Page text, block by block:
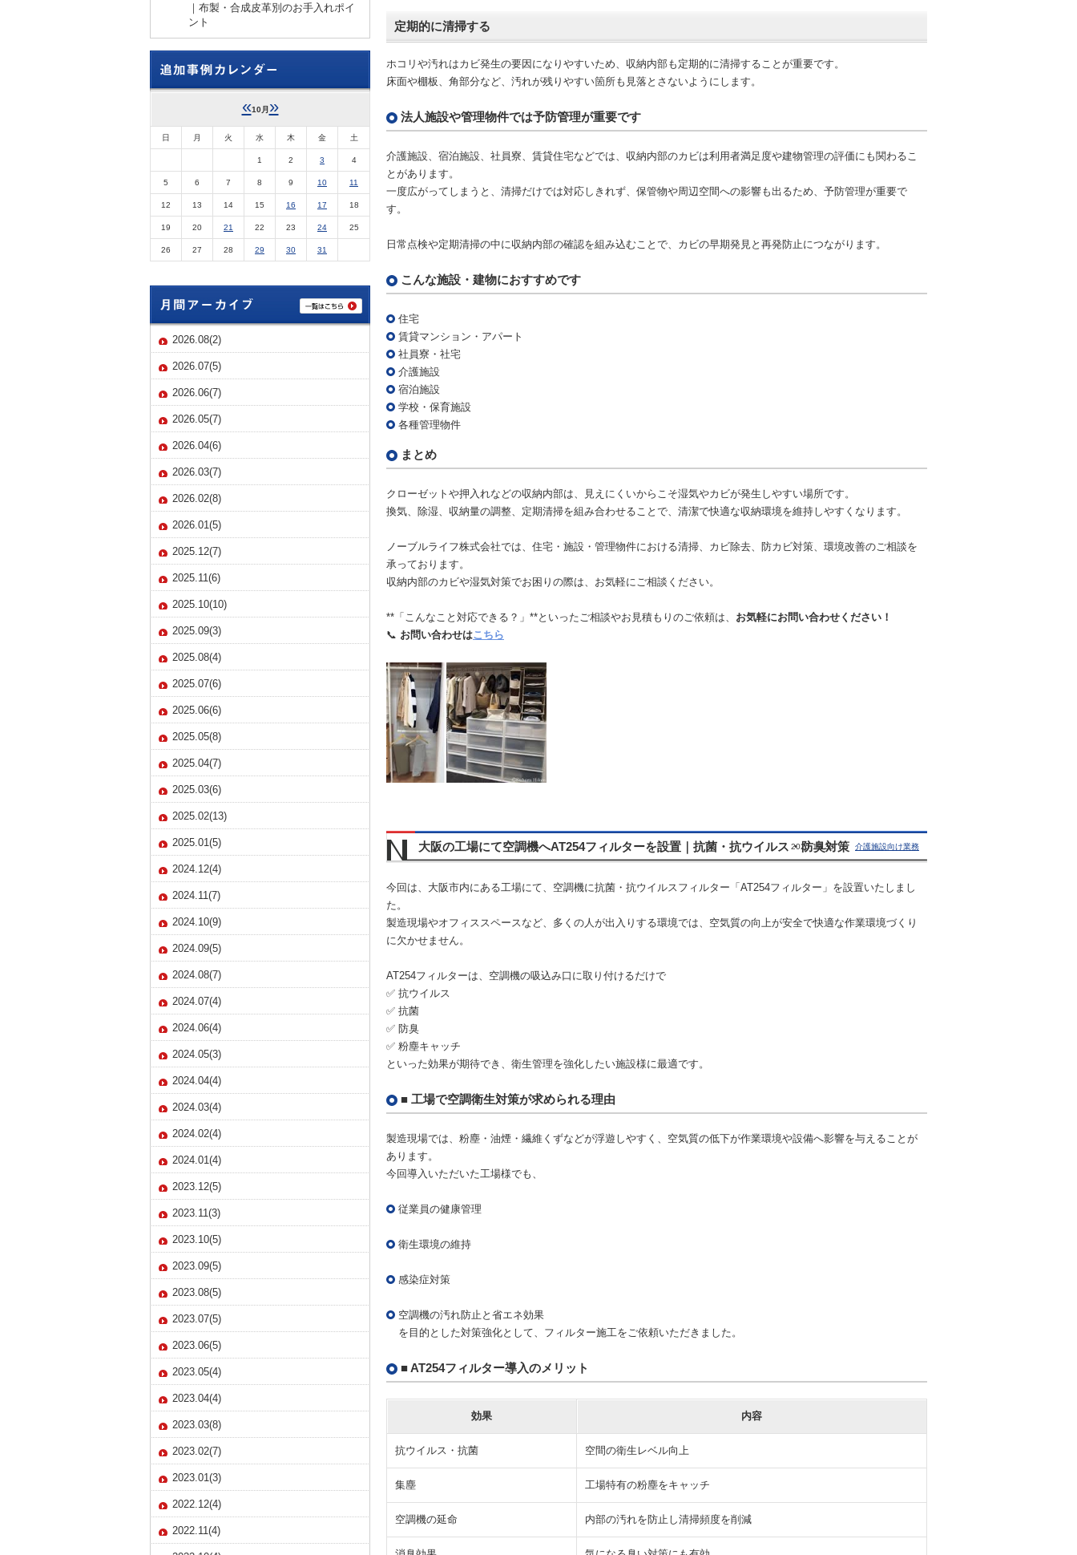
定期的に清掃する
ホコリや汚れはカビ発生の要因になりやすいため、収納内部も定期的に清掃することが重要です。
床面や棚板、角部分など、汚れが残りやすい箇所も見落とさないようにします。
法人施設や管理物件では予防管理が重要です
介護施設、宿泊施設、社員寮、賃貸住宅などでは、収納内部のカビは利用者満足度や建物管理の評価にも関わるこ
とがあります。
一度広がってしまうと、清掃だけでは対応しきれず、保管物や周辺空間への影響も出るため、予防管理が重要で
す。
日常点検や定期清掃の中に収納内部の確認を組み込むことで、カビの早期発見と再発防止につながります。
こんな施設・建物におすすめです
住宅
賃貸マンション・アパート
社員寮・社宅
介護施設
宿泊施設
学校・保育施設
各種管理物件
まとめ
クローゼットや押入れなどの収納内部は、見えにくいからこそ湿気やカビが発生しやすい場所です。
換気、除湿、収納量の調整、定期清掃を組み合わせることで、清潔で快適な収納環境を維持しやすくなります。
ノーブルライフ株式会社では、住宅・施設・管理物件における清掃、カビ除去、防カビ対策、環境改善のご相談を
承っております。
収納内部のカビや湿気対策でお困りの際は、お気軽にご相談ください。
**「こんなこと対応できる？」**といったご相談やお見積もりのご依頼は、 お気軽にお問い合わせください！
📞 お問い合わせはこちら
大阪の工場にて空調機へAT254フィルターを設置｜抗菌・抗ウイルス・防臭対策
2025.10.30 | 介護施設向け業務
今回は、大阪市内にある工場にて、空調機に抗菌・抗ウイルスフィルター「AT254フィルター」を設置いたしまし
た。
製造現場やオフィススペースなど、多くの人が出入りする環境では、空気質の向上が安全で快適な作業環境づくり
に欠かせません。
AT254フィルターは、空調機の吸込み口に取り付けるだけで
✅ 抗ウイルス
✅ 抗菌
✅ 防臭
✅ 粉塵キャッチ
といった効果が期待でき、衛生管理を強化したい施設様に最適です。
■ 工場で空調衛生対策が求められる理由
製造現場では、粉塵・油煙・繊維くずなどが浮遊しやすく、空気質の低下が作業環境や設備へ影響を与えることが
あります。
今回導入いただいた工場様でも、
従業員の健康管理
衛生環境の維持
感染症対策
空調機の汚れ防止と省エネ効果
を目的とした対策強化として、フィルター施工をご依頼いただきました。
■ AT254フィルター導入のメリット
効果 内容
抗ウイルス・抗菌 空間の衛生レベル向上
集塵 工場特有の粉塵をキャッチ
空調機の延命 内部の汚れを防止し清掃頻度を削減
｜布製・合成皮革別のお手入れポイ
ント
«10月 »
日 月 火 水 木 金 土
1 2 3 4
5 6 7 8 9 10 11
12 13 14 15 16 17 18
19 20 21 22 23 24 25
26 27 28 29 30 31
2026.08(2)
2026.07(5)
2026.06(7)
2026.05(7)
2026.04(6)
2026.03(7)
2026.02(8)
2026.01(5)
2025.12(7)
2025.11(6)
2025.10(10)
2025.09(3)
2025.08(4)
2025.07(6)
2025.06(6)
2025.05(8)
2025.04(7)
2025.03(6)
2025.02(13)
2025.01(5)
2024.12(4)
2024.11(7)
2024.10(9)
2024.09(5)
2024.08(7)
2024.07(4)
2024.06(4)
2024.05(3)
2024.04(4)
2024.03(4)
2024.02(4)
2024.01(4)
2023.12(5)
2023.11(3)
2023.10(5)
2023.09(5)
2023.08(5)
2023.07(5)
2023.06(5)
2023.05(4)
2023.04(4)
2023.03(8)
2023.02(7)
2023.01(3)
2022.12(4)
2022.11(4)